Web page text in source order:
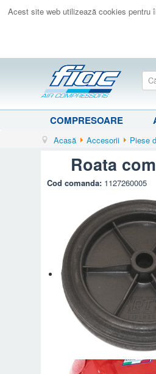
Acest site web utilizează cookies pentru
COMPRESOARE
Acasă Accesorii Piese
Roata
Cod comanda: 1127260005